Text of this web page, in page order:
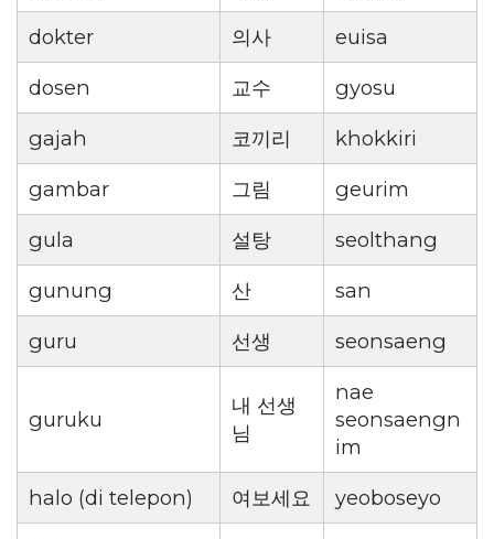
dokter
의사
euisa
dosen
교수
gyosu
gajah
코끼리
khokkiri
gambar
그림
geurim
gula
설탕
seolthang
gunung
산
san
guru
선생 seonsaeng
guruku
내 선생
님
nae
seonsaengn
im
halo (di telepon)
여보세요
yeoboseyo